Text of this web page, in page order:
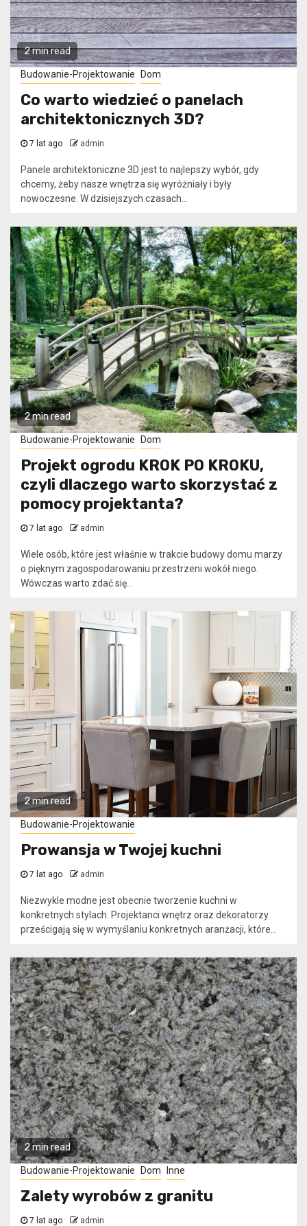
2 min read
Budowanie-Projektowanie Dom
Co warto wiedzieć o panelach
architektonicznych 3D?
7 lat ago admin
Panele architektoniczne 3D jest to najlepszy wybór, gdy
chcemy, żeby nasze wnętrza się wyróżniały i były
nowoczesne. W dzisiejszych czasach...
2 min read
Budowanie-Projektowanie Dom
Projekt ogrodu KROK PO KROKU,
czyli dlaczego warto skorzystać z
pomocy projektanta?
7 lat ago admin
Wiele osób, które jest właśnie w trakcie budowy domu marzy
o pięknym zagospodarowaniu przestrzeni wokół niego.
Wówczas warto zdać się...
2 min read
Budowanie-Projektowanie
Prowansja w Twojej kuchni
7 lat ago admin
Niezwykle modne jest obecnie tworzenie kuchni w
konkretnych stylach. Projektanci wnętrz oraz dekoratorzy
prześcigają się w wymyślaniu konkretnych aranżacji, które...
2 min read
Budowanie-Projektowanie Dom Inne
Zalety wyrobów z granitu
7 lat ago admin